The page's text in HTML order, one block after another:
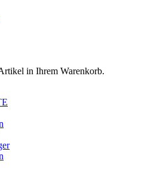
in Ihrem Warenkorb.